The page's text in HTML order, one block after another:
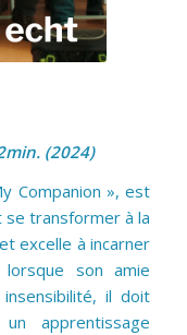
(2024)
Companion », est
se transformer à la
excelle à incarner
son amie
il doit
apprentissage